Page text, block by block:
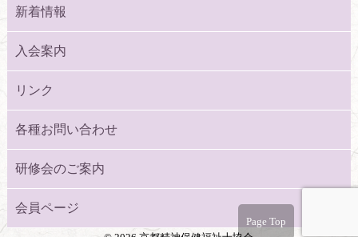
新着情報
入会案内
リンク
各種お問い合わせ
研修会のご案内
会員ページ
Page Top